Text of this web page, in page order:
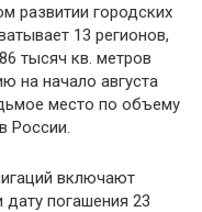
развитии городских
13 регионов,
тысяч кв. метров
на начало августа
место по объему
России.
включают
погашения 23